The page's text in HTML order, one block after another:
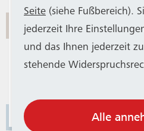
639
Bad
Schweinheim –
640
Bonn Hbf –
Fahrzeugen. SWB Bus
darauf hin, dass es
vorübergehend auf
weniger Kapazitäten
dieser Mitteilung.
Seite (siehe Fußbereich).
jederzeit Ihre
und das Ihnen jederzeit
stehende
Alle